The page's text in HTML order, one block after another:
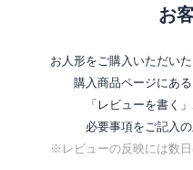
お
お人形をご購入いただい
購入商品ページにあ
「レビューを書く
必要事項をご記入
※レビューの反映には数日